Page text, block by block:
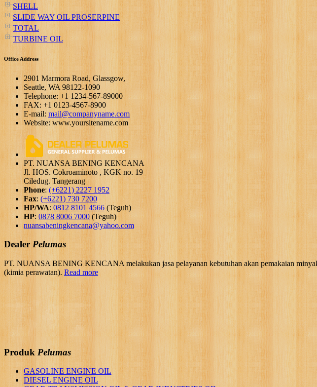
SHELL
SLIDE WAY OIL PROSERPINE
TOTAL
TURBINE OIL
Office Address
2901 Marmora Road, Glassgow,
Seattle, WA 98122-1090
Telephone: +1 1234-567-89000
FAX: +1 0123-4567-8900
E-mail: mail@companyname.com
Website: www.yoursitename.com
PT. NUANSA BENING KENCANA
Jl. HOS. Cokroaminoto , KGK no. 19
Ciledug. Tangerang
Phone: (+6221) 2227 1952
Fax: (+6221) 730 7200
HP/WA: 0812 8101 4566 (Teguh)
HP: 0878 8006 7000 (Teguh)
nuansabeningkencana@yahoo.com
Dealer Pelumas
PT. NUANSA BENING KENCANA melakukan jasa pelayanan kebutuhan akan pemakaian
(kimia perawatan). Read more
Produk Pelumas
GASOLINE ENGINE OIL
DIESEL ENGINE OIL